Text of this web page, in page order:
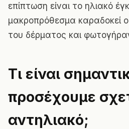
επίπτωση είναι το ηλιακό
μακροπρόθεσμα καραδοκεί ο
του δέρματος και
Τι είναι
προσέχουμε
αντηλιακό;